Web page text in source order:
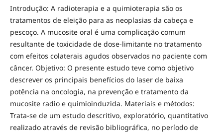
Introdução: A radioterapia e a quimioterapia são os
tratamentos de eleição para as neoplasias da cabeça e
pescoço. A mucosite oral é uma complicação comum
resultante de toxicidade de dose-limitante no tratamento
com efeitos colaterais agudos observados no paciente com
câncer. Objetivo: O presente estudo teve como objetivo
descrever os principais benefícios do laser de baixa
potência na oncologia, na prevenção e tratamento da
mucosite radio e quimioinduzida. Materiais e métodos:
Trata-se de um estudo descritivo, exploratório, quantitativo
realizado através de revisão bibliográfica, no período de